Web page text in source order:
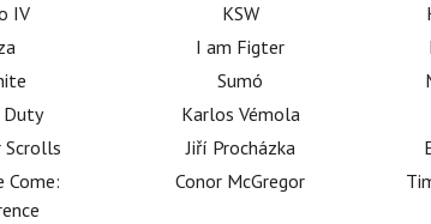
IV
Scrolls
Come:
KSW
I am Figter
Sumó
Karlos Vémola
Jiří Procházka
Conor McGregor